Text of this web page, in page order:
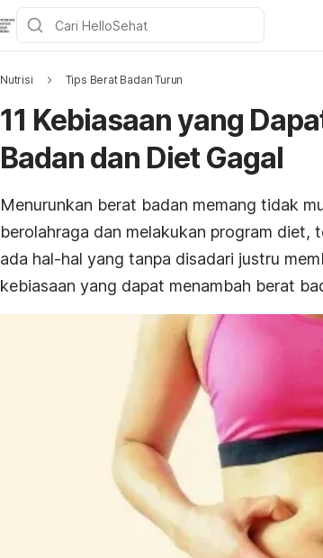
Nutrisi Tips Berat Badan Turun
11 Kebiasaan yang
Badan dan Diet Gagal
Menurunkan berat badan memang tidak
berolahraga dan melakukan program
ada hal-hal yang tanpa disadari justru
kebiasaan yang dapat menambah berat